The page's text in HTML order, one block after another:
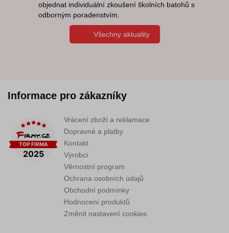
objednat individuální zkoušení školních batohů s
odborným poradenstvím.
Všechny aktuality
Informace pro zákazníky
Vrácení zboží a reklamace
Dopravné a platby
Kontakt
Výrobci
Věrnostní program
Ochrana osobních údajů
Obchodní podmínky
Hodnocení produktů
Změnit nastavení cookies